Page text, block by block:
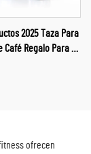
2025 Taza Para
Café Regalo Para La
ofrecen